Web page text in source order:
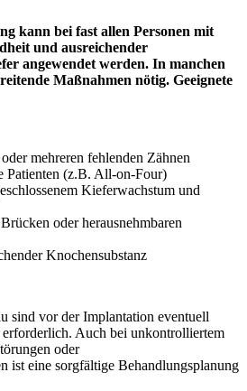
kann bei fast allen Personen mit
und ausreichender
angewendet werden. In manchen
Maßnahmen nötig. Geeignete
mehreren fehlenden Zähnen
Patienten (z.B. All-on-Four)
Kieferwachstum und
oder herausnehmbaren
Knochensubstanz
sind vor der Implantation eventuell
Auch bei unkontrolliertem
oder
ist eine sorgfältige Behandlungsplanung